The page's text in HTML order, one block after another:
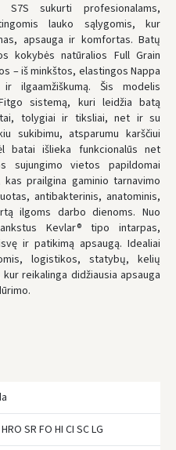
- 0.00 €
10 d.
JUMSNEMOKAMAI!
ir gali priklausyti nuo kurjerių
S7S sukurti profesionalams,
lauko sąlygomis, kur
apsauga ir komfortas. Batų
kokybės natūralios Full Grain
– iš minkštos, elastingos Nappa
ilgaamžiškumą. Šis modelis
sistemą, kuri leidžia batą
tolygiai ir tiksliai, net ir su
sukibimu, atsparumu karščiui
batai išlieka funkcionalūs net
sujungimo vietos papildomai
prailgina gaminio tarnavimo
antibakterinis, anatominis,
ilgoms darbo dienoms. Nuo
Kevlar® tipo intarpas,
ir patikimą apsaugą. Idealiai
logistikos, statybų, kelių
reikalinga didžiausia apsauga
SR FO HI CI SC LG